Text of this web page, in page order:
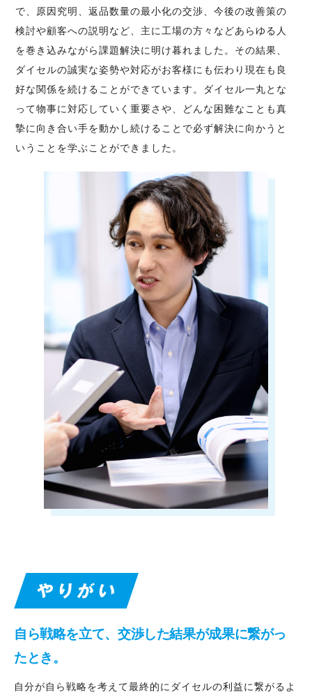
で、原因究明、返品数量の最小化の交渉、今後の改善策の
検討や顧客への説明など、主に工場の方々などあらゆる人
を巻き込みながら課題解決に明け暮れました。その結果、
ダイセルの誠実な姿勢や対応がお客様にも伝わり現在も良
好な関係を続けることができています。ダイセル一丸とな
って物事に対応していく重要さや、どんな困難なことも真
摯に向き合い手を動かし続けることで必ず解決に向かうと
いうことを学ぶことができました。
自ら戦略を立て、 交渉した結果が成果に繋がっ
たとき。
自分が自ら戦略を考えて最終的にダイセルの利益に繋がるよ